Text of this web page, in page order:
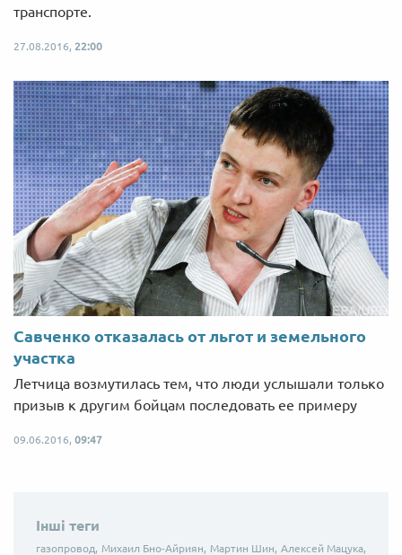
транспорте.
27.08.2016, 22:00
Савченко отказалась от льгот и земельного
участка
Летчица возмутилась тем, что люди услышали только
призыв к другим бойцам последовать ее примеру
09.06.2016, 09:47
Інші теги
газопровод, Михаил Бно-Айриян, Мартин Шин, Алексей Мацука,